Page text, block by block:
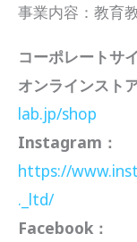
事業内容：教育
コーポレートサ
オンラインスト
lab.jp/shop
Instagram：
https://
._ltd/
Facebook：